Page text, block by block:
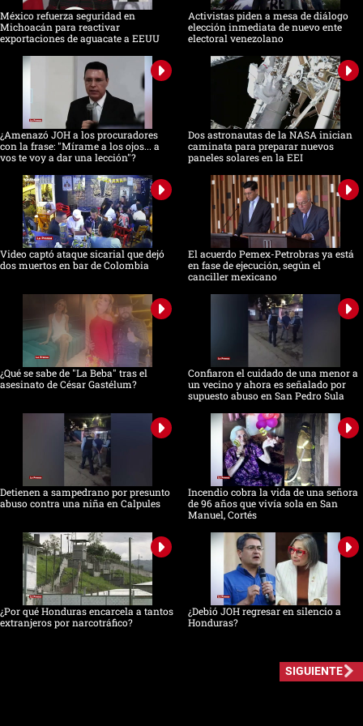
México refuerza seguridad en
Michoacán para reactivar
exportaciones de aguacate a EEUU
Activistas piden a mesa de diálogo
elección inmediata de nuevo ente
electoral venezolano
¿Amenazó JOH a los procuradores
con la frase: "Mírame a los ojos... a
vos te voy a dar una lección"?
Dos astronautas de la NASA inician
caminata para preparar nuevos
paneles solares en la EEI
Video captó ataque sicarial que dejó
dos muertos en bar de Colombia
El acuerdo Pemex-Petrobras ya está
en fase de ejecución, según el
canciller mexicano
¿Qué se sabe de "La Beba" tras el
asesinato de César Gastélum?
Confiaron el cuidado de una menor a
un vecino y ahora es señalado por
supuesto abuso en San Pedro Sula
Detienen a sampedrano por presunto
abuso contra una niña en Calpules
Incendio cobra la vida de una señora
de 96 años que vivía sola en San
Manuel, Cortés
¿Por qué Honduras encarcela a tantos
extranjeros por narcotráfico?
¿Debió JOH regresar en silencio a
Honduras?
SIGUIENTE